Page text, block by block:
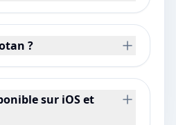
?
sur iOS et